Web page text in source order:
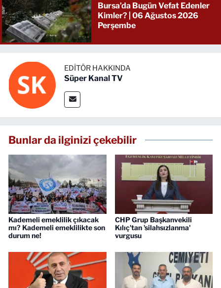
Bursa’da Bugün Vefat Edenler
Kimler? | 06 Ağustos 2026
Perşembe
EDITÖR HAKKINDA
Süper Kanal TV
Bunlar da ilginizi çekebilir
Kademeli emeklilik çıkacak
mı? Kademeli emeklilikte son
durum ne!
CHP Grup Başkanvekili
Kılıç'tan 'silahsızlanma'
vurgusu